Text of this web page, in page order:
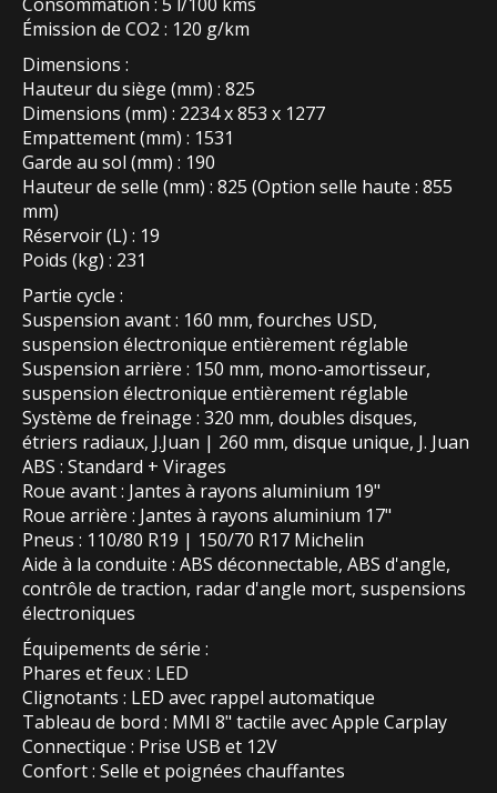
Émission de CO2 : 120 g/km
Dimensions :
Hauteur du siège (mm) : 825
Dimensions (mm) : 2234 x 853 x 1277
Empattement (mm) : 1531
Garde au sol (mm) : 190
Hauteur de selle (mm) : 825 (Option selle haute : 855
mm)
Réservoir (L) : 19
Poids (kg) : 231
Partie cycle :
Suspension avant : 160 mm, fourches USD,
suspension électronique entièrement réglable
Suspension arrière : 150 mm, mono-amortisseur,
suspension électronique entièrement réglable
Système de freinage : 320 mm, doubles disques,
étriers radiaux, J.Juan | 260 mm, disque unique, J. Juan
ABS : Standard + Virages
Roue avant : Jantes à rayons aluminium 19"
Roue arrière : Jantes à rayons aluminium 17"
Pneus : 110/80 R19 | 150/70 R17 Michelin
Aide à la conduite : ABS déconnectable, ABS d'angle,
contrôle de traction, radar d'angle mort, suspensions
électroniques
Équipements de série :
Phares et feux : LED
Clignotants : LED avec rappel automatique
Tableau de bord : MMI 8" tactile avec Apple Carplay
Connectique : Prise USB et 12V
Confort : Selle et poignées chauffantes